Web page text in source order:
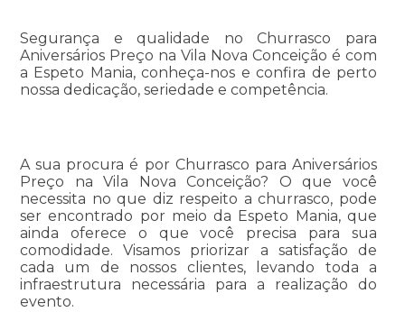
Segurança e qualidade no Churrasco para
Aniversários Preço na Vila Nova Conceição é com
a Espeto Mania, conheça-nos e confira de perto
nossa dedicação, seriedade e competência.
A sua procura é por Churrasco para Aniversários
Preço na Vila Nova Conceição? O que você
necessita no que diz respeito a churrasco, pode
ser encontrado por meio da Espeto Mania, que
ainda oferece o que você precisa para sua
comodidade. Visamos priorizar a satisfação de
cada um de nossos clientes, levando toda a
infraestrutura necessária para a realização do
evento.